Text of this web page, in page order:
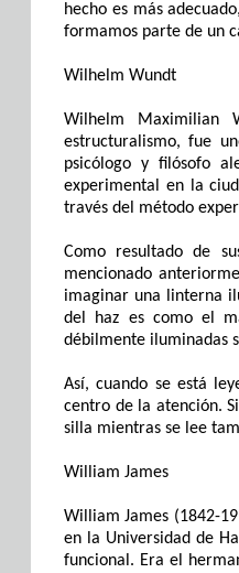
hecho esmás adecuado
formamos parte de un
Wilhelm Wundt
Wilhelm Maximilian
estructuralismo, fue
psicólogo y filósofo
experimental en la
través del método
Como resultado de
mencionado
imaginar una linterna
del haz es comoel
débilmente iluminadas
Así, cuando se está
centro de la atención.
silla mientras se lee
William James
William James (1842-
en la Universidad de
funcional. Era el